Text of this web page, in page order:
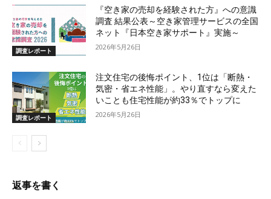
調査レポート
『空き家の売却を経験された方』への意識
調査 結果公表～空き家管理サービスの全国
ネット『日本空き家サポート』実施～
2026年5月26日
調査レポート
注文住宅の後悔ポイント、1位は「断熱・
気密・省エネ性能」。やり直すなら変えた
いことも住宅性能が約33％でトップに
2026年5月26日
返事を書く